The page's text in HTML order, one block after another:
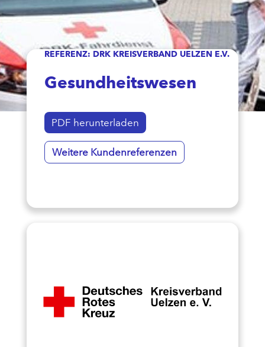
REFERENZ: DRK KREISVERBAND UELZEN E.V.
Gesundheitswesen
PDF herunterladen
Weitere Kundenreferenzen